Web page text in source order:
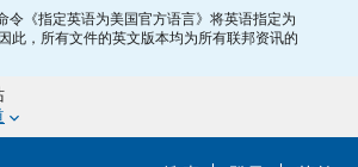
令《指定英语为美国官方语言》将英语指定为
此，所有文件的英文版本均为所有联邦资讯的